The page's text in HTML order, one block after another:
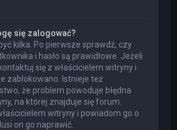
się zalogować?
kilka. Po pierwsze sprawdź, czy
i hasło są prawidłowe. Jeżeli
się z właścicielem witryny i
zablokowano. Istnieje też
że problem powoduje błędna
na której znajduje się forum.
witryny i powiadom go o
on go naprawić.